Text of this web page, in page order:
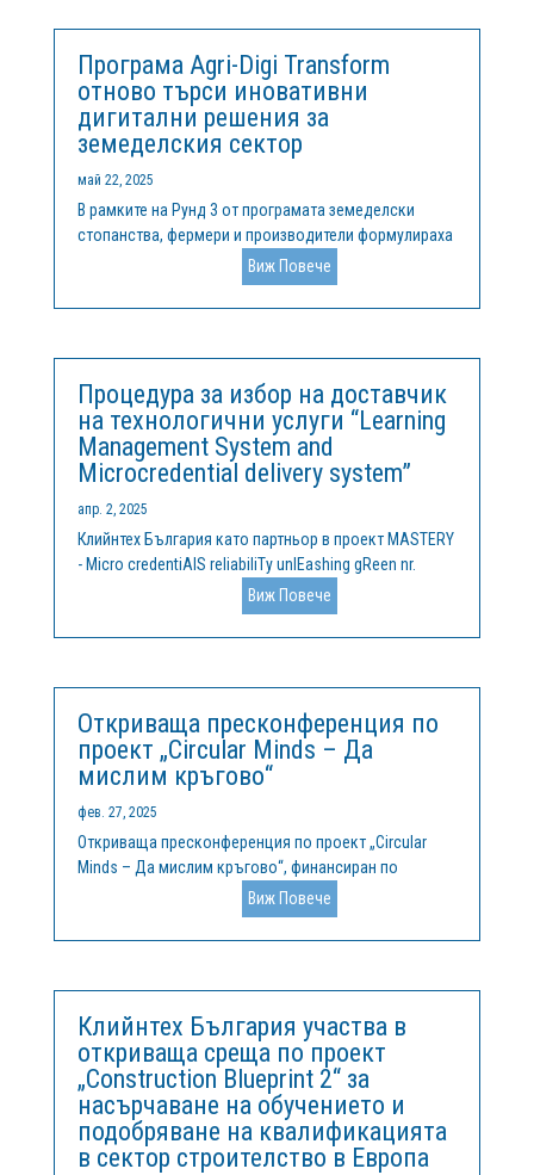
технологии,...
Програма Agri-Digi Transform
отново търси иновативни
дигитални решения за
земеделския сектор
май 22, 2025
В рамките на Рунд 3 от програмата земеделски
стопанства, фермери и производители формулираха
конкретни предизвикателства, на които търсят
решения. В момента програмата отново е отворена
за кандидатстване от страна на иновативни
Виж Повече
Процедура за избор на доставчик
на технологични услуги “Learning
Management System and
Microcredential delivery system”
апр. 2, 2025
Клийнтех България като партньор в проект MASTERY
- Micro credentiAlS reliabiliTy unlEashing gReen nr.
101132845 ERASMUS-EDU-2023-PI-FORWARD, обявява
процедура за избор на доставчик на технически
услуги “Learning Management System and
Виж Повече
Откриваща пресконференция по
проект „Circular Minds – Да
мислим кръгово“
фев. 27, 2025
Откриваща пресконференция по проект „Circular
Minds – Да мислим кръгово“, финансиран по
програма „Интеррег Европа“, беше проведена на 25
февруари 2025 г. в гр. Кърджали. Проектът се
изпълнява от Фондация „Клийнтех България“, в
Виж Повече
Клийнтех България участва в
откриваща среща по проект
„Construction Blueprint 2“ за
насърчаване на обучението и
подобряване на квалификацията
в сектор строителство в Европа